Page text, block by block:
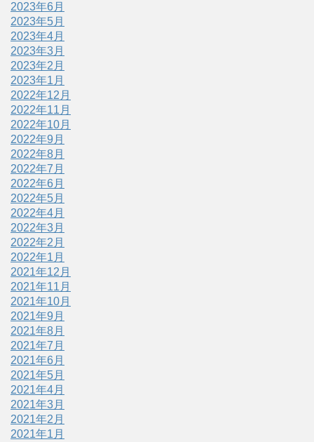
2023年6月
2023年5月
2023年4月
2023年3月
2023年2月
2023年1月
2022年12月
2022年11月
2022年10月
2022年9月
2022年8月
2022年7月
2022年6月
2022年5月
2022年4月
2022年3月
2022年2月
2022年1月
2021年12月
2021年11月
2021年10月
2021年9月
2021年8月
2021年7月
2021年6月
2021年5月
2021年4月
2021年3月
2021年2月
2021年1月